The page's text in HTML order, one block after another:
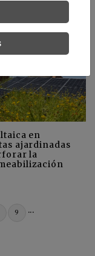
la
en silos
en
ajardinadas
la
9 ...